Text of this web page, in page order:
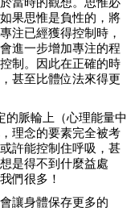
果思惟是負性的，將
注已經獲得控制時，
進一步增加專注的程
制。因此在正確的時
甚至比體位法來得更
的脈輪上（心理能量中
理念的要素完全被考
許能控制住呼吸，甚
是得不到什麼益處
們很多！
讓身體保存更多的